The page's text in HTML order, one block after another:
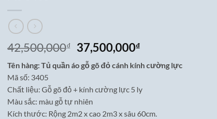
42,500,000₫
Giá
gốc
là:
37,500,000₫Giá
hiện
tại
37,500,000₫.
Tên hàng: Tủ quần áo gỗ gõ đỏ cánh kính cường lực
Mã số: 3405
Chất liệu: Gỗ gõ đỏ + kính cường lực 5 ly
Màu sắc: màu gỗ tự nhiên
Kích thước: Rộng 2m2 x cao 2m3 x sâu 60cm.